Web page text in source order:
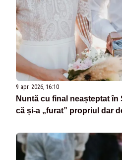
9 apr. 2026, 16:10
Nuntă cu final neașteptat în
că și-a „furat” propriul dar